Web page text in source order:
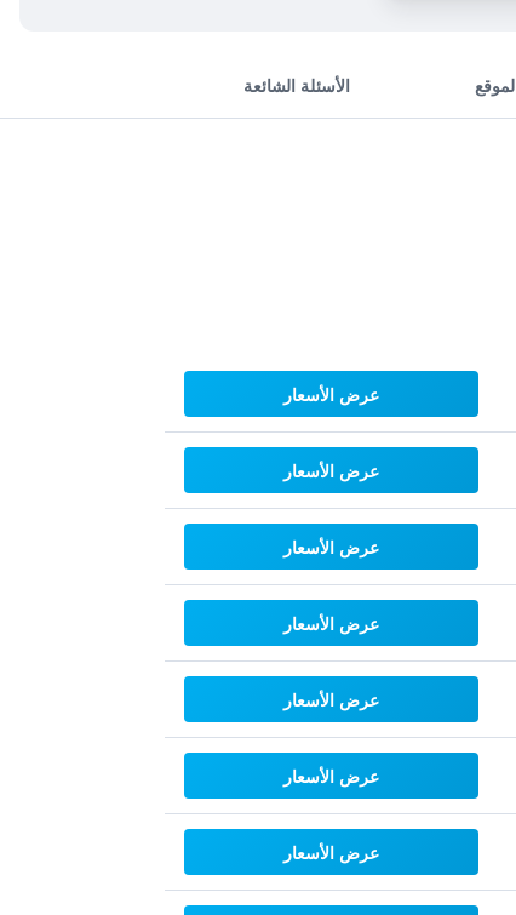
الأسئلة الشائعة
عرض الأسعار
عرض الأسعار
عرض الأسعار
عرض الأسعار
عرض الأسعار
عرض الأسعار
عرض الأسعار